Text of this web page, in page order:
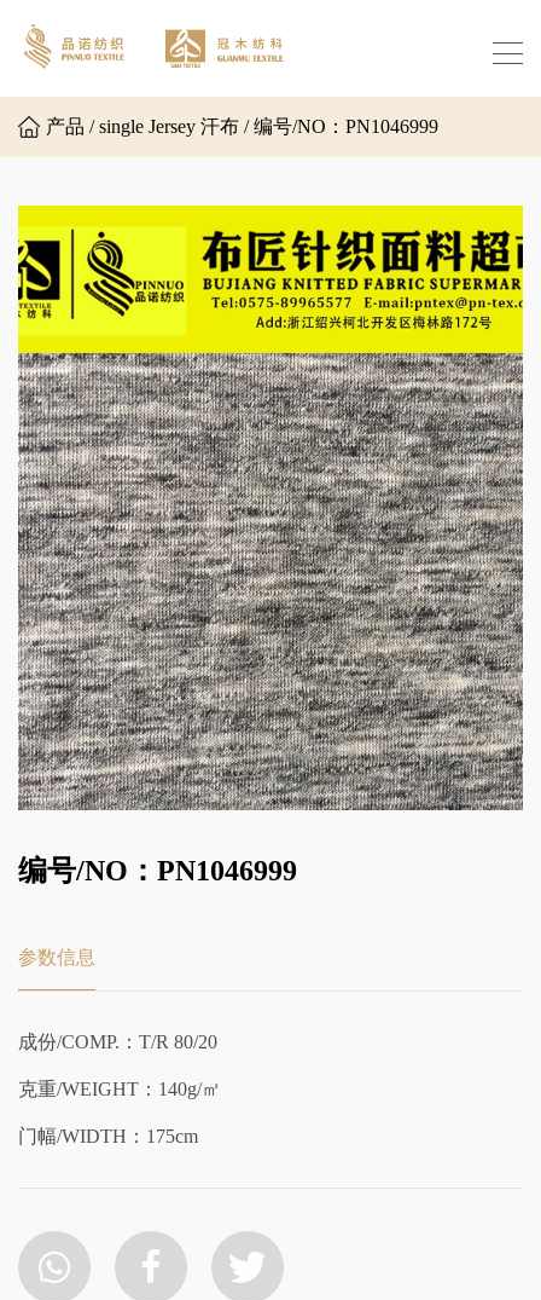
产品 / single Jersey 汗布 / 编号/NO：PN1046999
编号/NO：PN1046999
参数信息
成份/COMP.：T/R 80/20
克重/WEIGHT：140g/㎡
门幅/WIDTH：175cm